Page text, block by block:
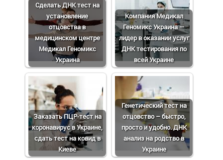
Сделать ДНК тест на
установление
отцовства в
медицинском центре
Медикал Геномикс
Украина
Компания Медикал
Геномикс Украина —
лидер в оказании услуг
ДНК тестирования по
всей Украине
Заказать ПЦР-тест на
коронавирус в Украине,
сдать тест на ковид в
Киеве
Генетический тест на
отцовство – быстро,
просто и удобно. ДНК
анализ на родство в
Украине